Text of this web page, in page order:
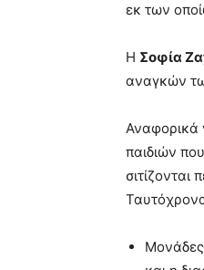
εκ των
Η Σοφία
αναγκών
Αναφορικά
παιδιών
σιτίζονται
Ταυτόχρονα
Μονάδες